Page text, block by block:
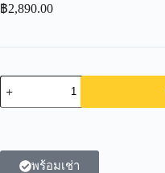
฿2,890.00
พร้อมเช่า